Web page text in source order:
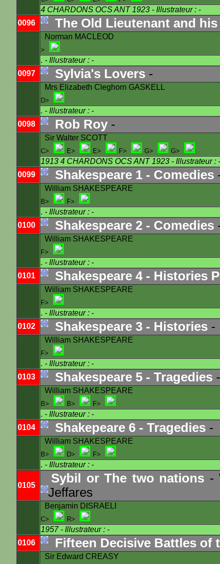
4 CHARDONS OCS ANT 1923 - Illustrateur : -
0096
The Old Lieutenant and
Norman MACLEOD
>
. - Illustrateur : -
0097
Sylvia's Lovers -
Mrs Elizabeth Cleghorn GASKELL
D>
. - Illustrateur : -
0098
Rob Roy -
Sir Walter SCOTT
C> E> E> F> G> G>
1913 4 CHARDONS OCS ANT 1923 - Illustrateur : -
0099
Shakespeare 1 - Comedies
William SHAKESPEARE
B> F>
. - Illustrateur : -
0100
Shakespeare 2 - Comedies
William SHAKESPEARE
F>
. - Illustrateur : -
0101
Shakespeare 4 - Histories
William SHAKESPEARE
F>
. - Illustrateur : -
0102
Shakespeare 3 - Histories -
William SHAKESPEARE
F>
. - Illustrateur : -
0103
Shakespeare 5 - Tragedies -
William SHAKESPEARE
B> B> F>
. - Illustrateur : -
0104
Shakepeare 6 - Tragedies -
William SHAKESPEARE
B> D> F>
. - Illustrateur : -
0105
Sybil or The two nations -
Jeffares
Benjamin DISRAELI
C> R>
1957- Illustrateur : -
0106
Fifteen Decisive Battles of
Sir Edward CREASY